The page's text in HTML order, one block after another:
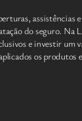
assistências
do seguro. Na
e investir um
os produtos